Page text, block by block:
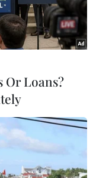
mỏ gia tăng
Trung Đông./.
Or Loans?